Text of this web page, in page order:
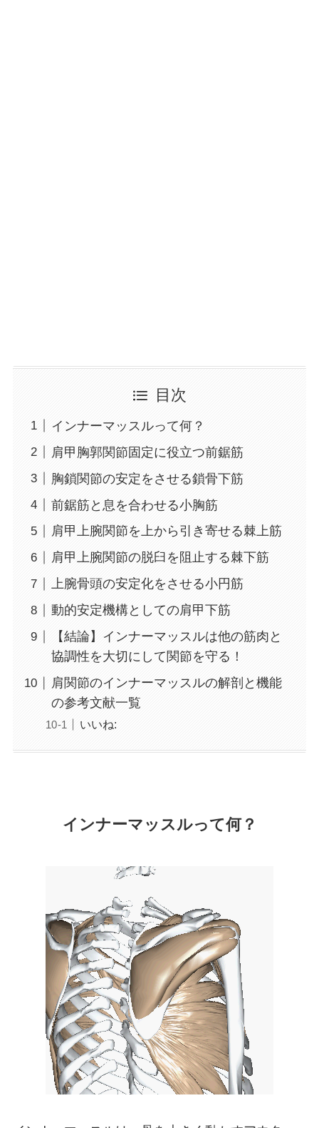
目次
インナーマッスルって何？
肩甲胸郭関節固定に役立つ前鋸筋
胸鎖関節の安定をさせる鎖骨下筋
前鋸筋と息を合わせる小胸筋
肩甲上腕関節を上から引き寄せる棘上筋
肩甲上腕関節の脱臼を阻止する棘下筋
上腕骨頭の安定化をさせる小円筋
動的安定機構としての肩甲下筋
【結論】インナーマッスルは他の筋肉と
協調性を大切にして関節を守る！
肩関節のインナーマッスルの解剖と機能
の参考文献一覧
いいね:
インナーマッスルって何？